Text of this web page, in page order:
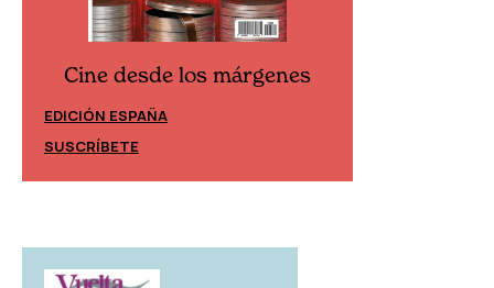
Cine desde los márgenes
EDICIÓN ESPAÑA
SUSCRÍBETE